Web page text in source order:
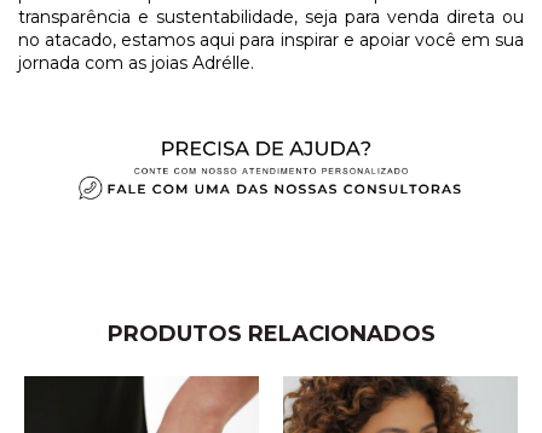
transparência e sustentabilidade, seja para venda direta ou
no atacado, estamos aqui para inspirar e apoiar você em sua
jornada com as joias Adrélle.
PRODUTOS RELACIONADOS